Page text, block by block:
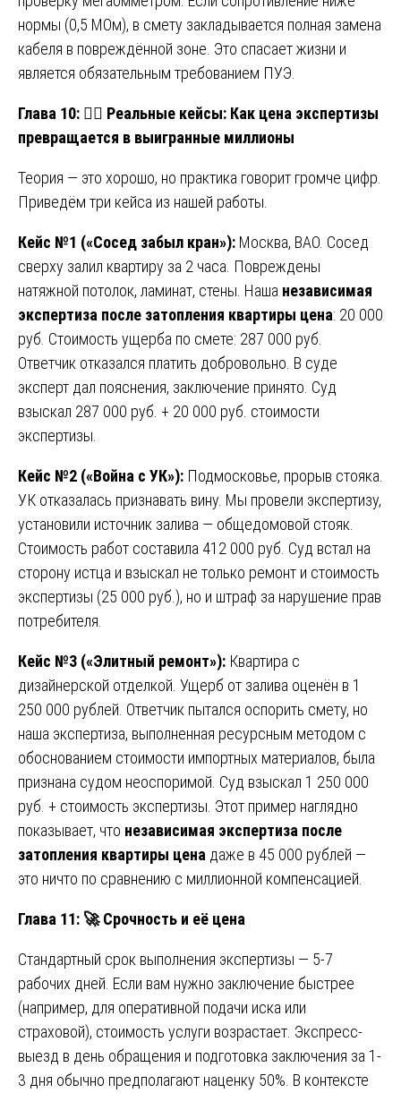
нормы (0,5 МОм), в смету закладывается полная замена
кабеля в повреждённой зоне. Это спасает жизни и
является обязательным требованием ПУЭ.
Глава 10: 🧑‍⚖️ Реальные кейсы: Как цена экспертизы
превращается в выигранные миллионы
Теория — это хорошо, но практика говорит громче цифр.
Приведём три кейса из нашей работы.
Кейс №1 («Сосед забыл кран»): Москва, ВАО. Сосед
сверху залил квартиру за 2 часа. Повреждены
натяжной потолок, ламинат, стены. Наша независимая
экспертиза после затопления квартиры цена: 20 000
руб. Стоимость ущерба по смете: 287 000 руб.
Ответчик отказался платить добровольно. В суде
эксперт дал пояснения, заключение принято. Суд
взыскал 287 000 руб. + 20 000 руб. стоимости
экспертизы.
Кейс №2 («Война с УК»): Подмосковье, прорыв стояка.
УК отказалась признавать вину. Мы провели экспертизу,
установили источник залива — общедомовой стояк.
Стоимость работ составила 412 000 руб. Суд встал на
сторону истца и взыскал не только ремонт и стоимость
экспертизы (25 000 руб.), но и штраф за нарушение прав
потребителя.
Кейс №3 («Элитный ремонт»): Квартира с
дизайнерской отделкой. Ущерб от залива оценён в 1
250 000 рублей. Ответчик пытался оспорить смету, но
наша экспертиза, выполненная ресурсным методом с
обоснованием стоимости импортных материалов, была
признана судом неоспоримой. Суд взыскал 1 250 000
руб. + стоимость экспертизы. Этот пример наглядно
показывает, что независимая экспертиза после
затопления квартиры цена даже в 45 000 рублей —
это ничто по сравнению с миллионной компенсацией.
Глава 11: 🚀Срочность и её цена
Стандартный срок выполнения экспертизы — 5-7
рабочих дней. Если вам нужно заключение быстрее
(например, для оперативной подачи иска или
страховой), стоимость услуги возрастает. Экспресс-
выезд в день обращения и подготовка заключения за 1-
3 дня обычно предполагают наценку 50%. В контексте